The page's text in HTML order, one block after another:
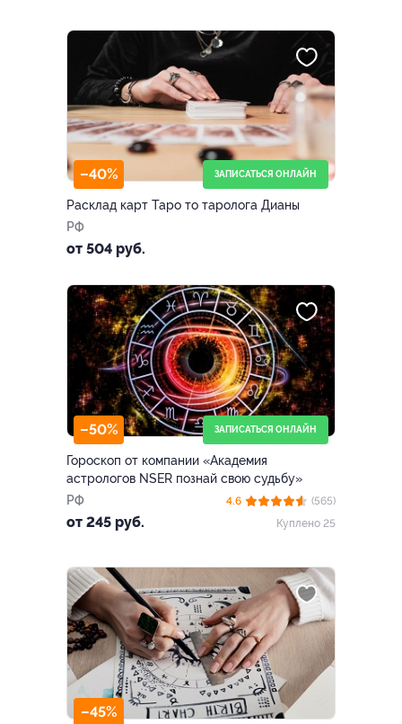
–40% ЗАПИСАТЬСЯ ОНЛАЙН
Расклад карт Таро то таролога Дианы
РФ
от 504 руб.
–50% ЗАПИСАТЬСЯ ОНЛАЙН
Гороскоп от компании «Академия
астрологов NSER познай свою судьбу»
РФ
от 245 руб.
4.6
(565)
Куплено 25
–45%